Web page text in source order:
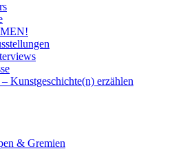
Kunstgeschichte(n) erzählen
& Gremien